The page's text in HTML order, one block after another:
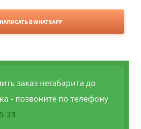
НАПИСАТЬ В WHATSAPP
заказ негабарита до
- позвоните по телефону
23